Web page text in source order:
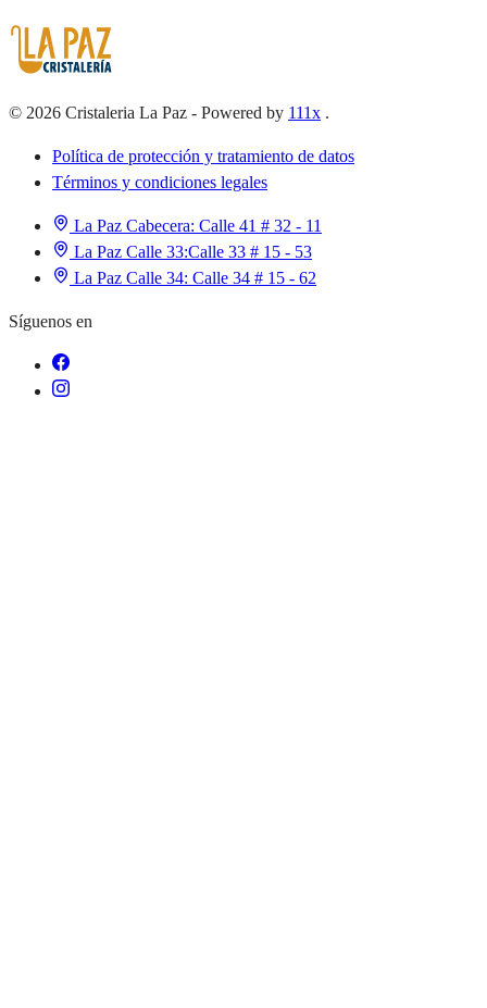
© 2026 Cristaleria La Paz - Powered by 111x .
Política de protección y tratamiento de datos
Términos y condiciones legales
La Paz Cabecera: Calle 41 # 32 - 11
La Paz Calle 33:Calle 33 # 15 - 53
La Paz Calle 34: Calle 34 # 15 - 62
Síguenos en